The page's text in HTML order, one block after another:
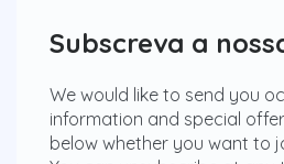
Subscreva a
We would like to send you
information and special
below whether you want to